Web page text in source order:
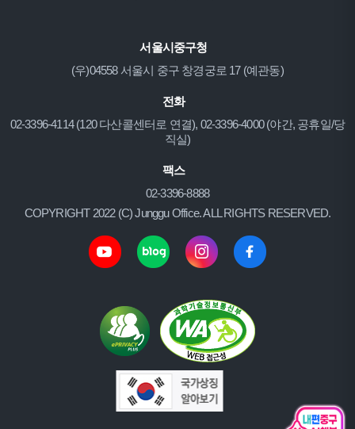
서울시중구청
(우)04558 서울시 중구 창경궁로 17 (예관동)
전화
02-3396-4114 (120 다산콜센터로 연결), 02-3396-4000 (야간, 공휴일/당
직실)
팩스
02-3396-8888
COPYRIGHT 2022 (C) Junggu Office. ALL RIGHTS RESERVED.